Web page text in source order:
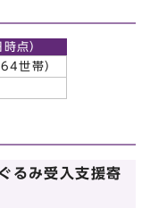
点）
世帯）
るみ受入支援寄